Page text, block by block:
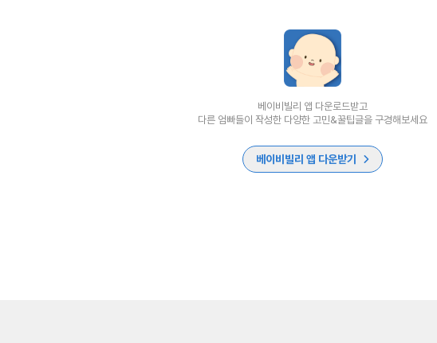
베이비빌리 앱 다운로드받고
다른 엄빠들이 작성한 다양한 고민&꿀팁글을 구경해보세요
베이비빌리 앱 다운받기